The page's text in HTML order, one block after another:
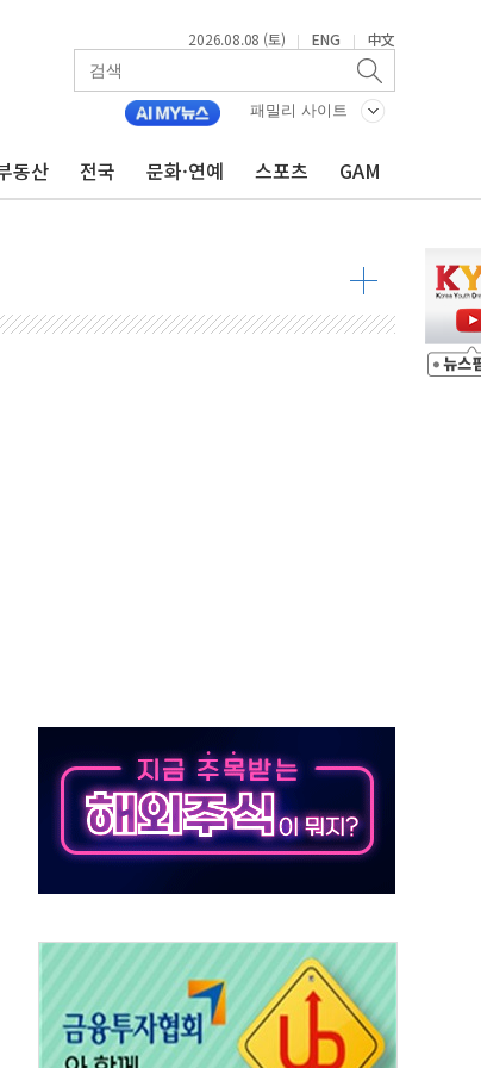
2026.08.08 (토) | ENG | 中文
패밀리 사이트
동산 전국 문화·연예 스포츠 GAM
확대'
상승… STOXX 600 지수는 나흘 연속 최고치